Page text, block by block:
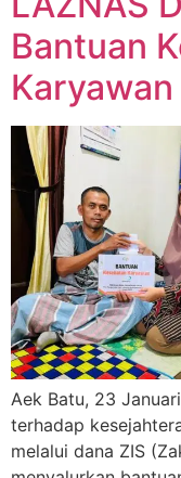
Bantuan
Aek Batu, 23
terhadap
melalui dana ZIS